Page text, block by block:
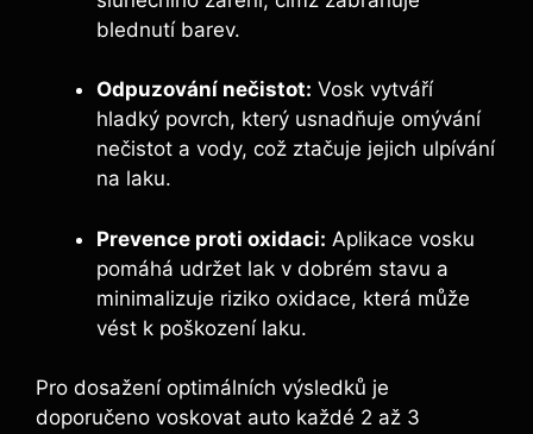
blednutí barev.
Odpuzování nečistot: Vosk vytváří
hladký povrch, který usnadňuje omývání
nečistot a vody, což ztačuje jejich ulpívání
na laku.
Prevence proti oxidaci: Aplikace vosku
pomáhá udržet lak v dobrém stavu a
minimalizuje riziko oxidace, která může
vést k poškození laku.
Pro dosažení optimálních výsledků je
doporučeno voskovat auto každé 2 až 3